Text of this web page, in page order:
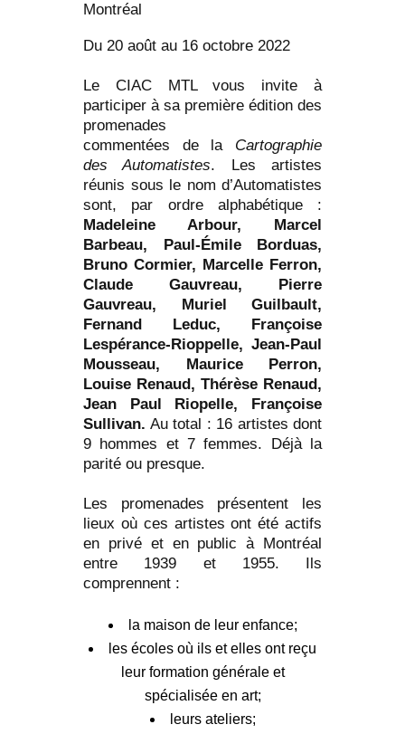
Montréal
Du 20 août au 16 octobre 2022
Le CIAC MTL vous invite à
participer à sa première édition des
promenades
commentées de la Cartographie
des Automatistes. Les artistes
réunis sous le nom d’Automatistes
sont, par ordre alphabétique :
Madeleine Arbour, Marcel
Barbeau, Paul-Émile Borduas,
Bruno Cormier, Marcelle Ferron,
Claude Gauvreau, Pierre
Gauvreau, Muriel Guilbault,
Fernand Leduc, Françoise
Lespérance-Rioppelle, Jean-Paul
Mousseau, Maurice Perron,
Louise Renaud, Thérèse Renaud,
Jean Paul Riopelle, Françoise
Sullivan. Au total : 16 artistes dont
9 hommes et 7 femmes. Déjà la
parité ou presque.
Les promenades présentent les
lieux où ces artistes ont été actifs
en privé et en public à Montréal
entre 1939 et 1955. Ils
comprennent :
la maison de leur enfance;
les écoles où ils et elles ont reçu
leur formation générale et
spécialisée en art;
leurs ateliers;